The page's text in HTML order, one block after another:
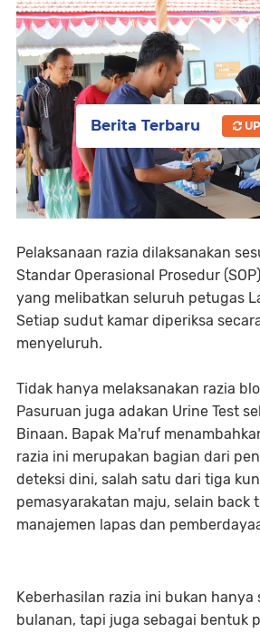
Pelaksanaan razia dilaksanakan
Standar Operasional Prosedur
yang melibatkan seluruh petugas
Setiap sudut kamar diperiksa
menyeluruh.
Tidak hanya melaksanakan razia
Pasuruan juga adakan Urine Test
Binaan. Bapak Ma'ruf
razia ini merupakan bagian dari
deteksi dini, salah satu dari tiga
pemasyarakatan maju, selain back
manajemen lapas dan
Keberhasilan razia ini bukan hanya
bulanan, tapi juga sebagai bentuk
Berita Terbaru